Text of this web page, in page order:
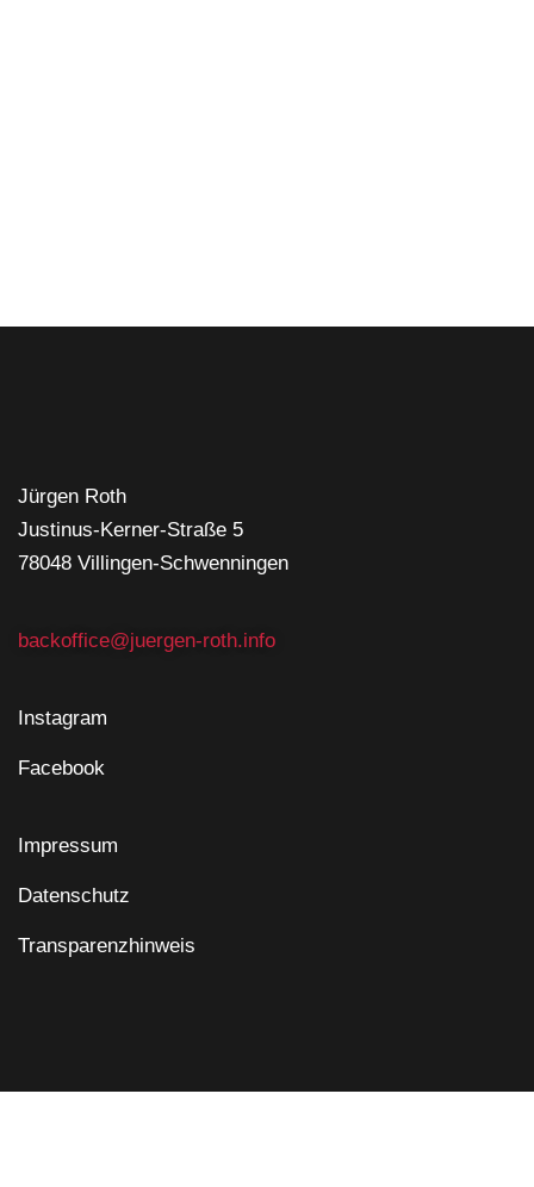
Jürgen Roth
Justinus-Kerner-Straße 5
78048 Villingen-Schwenningen
backoffice@juergen-roth.info
Instagram
Facebook
Impressum
Datenschutz
Transparenzhinweis